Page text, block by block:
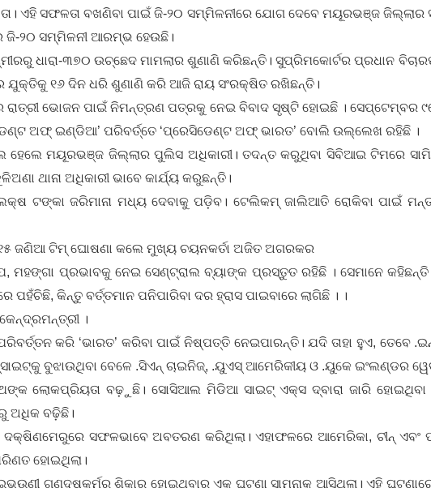
ଏହି ସଫଳତା ବଖଣିବା ପାଇଁ ଜି-୨୦ ସମ୍ମିଳନୀରେ ଯୋଗ ଦେବେ ମୟୂରଭଞ୍ଜ ଜିଲ୍ଲାର
ଜି-୨୦ ସମ୍ମିଳନୀ ଆରମ୍ଭ ହେଉଛି।
ଧାରା-୩୭୦ ଉଚ୍ଛେଦ ମାମଲାର ଶୁଣାଣି କରିଛନ୍ତି। ସୁପ୍ରିମକୋର୍ଟର ପ୍ରଧାନ
୧୬ ଦିନ ଧରି ଶୁଣାଣି କରି ଆଜି ରାୟ ସଂରକ୍ଷିତ ରଖିଛନ୍ତି।
ଭୋଜନ ପାଇଁ ନିମନ୍ତ୍ରଣ ପତ୍ରକୁ ନେଇ ବିବାଦ ସୃଷ୍ଟି ହୋଇଛି । ସେପ୍ଟେମ୍ବର
ଅଫ୍ ଇଣ୍ଡିଆ’ ପରିବର୍ତ୍ତେ ‘ପ୍ରେସିଡେଣ୍ଟ ଅଫ୍ ଭାରତ’ ବୋଲି ଉଲ୍ଲେଖ ରହିଛି ।
ହେଲେ ମୟୂରଭଞ୍ଜ ଜିଲ୍ଲାର ପୁଲିସ ଅଧିକାରୀ। ତଦନ୍ତ କରୁଥିବା ସିବିଆଇ ଟିମରେ
ଥାନା ଅଧିକାରୀ ଭାବେ କାର୍ଯ୍ୟ କରୁଛନ୍ତି।
ଟଙ୍କା ଜରିମାନା ମଧ୍ୟ ଦେବାକୁ ପଡ଼ିବ। ଟେଲିକମ୍‌ ଜାଲିଆତି ରୋକିବା ପାଇଁ
ଜଣିଆ ଟିମ୍ ଘୋଷଣା କଲେ ମୁଖ୍ୟ ଚୟନକର୍ତା ଅଜିତ ଅଗରକର
ପ୍ରଭାବକୁ ନେଇ ସେଣ୍ଟ୍ରାଲ ବ୍ୟାଙ୍କ ପ୍ରସ୍ତୁତ ରହିଛି । ସେମାନେ
କିନ୍ତୁ ବର୍ତ୍ତମାନ ପନିପାରିବା ଦର ହ୍ରାସ ପାଇବାରେ ଲାଗିଛି । ।
।
କରି ‘ଭାରତ’ କରିବା ପାଇଁ ନିଷ୍ପତ୍ତି ନେଇପାରନ୍ତି। ଯଦି ତାହା ହୁଏ, ତେବେ
ବୁଝାଉଥିବା ବେଳେ .ସିଏନ୍‌ ଚାଇନିଜ୍, .ୟୁଏସ୍‌ ଆମେରିକୀୟ ଓ .ୟୁକେ ଇଂଲଣ୍ଡର
ଲୋକପ୍ରିୟତା ବଢ଼ୁଛି। ସୋ‌ସିଆଲ ମିଡିଆ ସାଇଟ୍‌ ଏକ୍ସ ଦ୍ବାରା ଜାରି
ଅଧିକ ବଢ଼ିଛି।
ଦକ୍ଷିଣମେରୁରେ ସଫଳଭାବେ ଅବତରଣ କରିଥିଲା। ଏହାଫଳରେ ଆମେରିକା, ଚୀନ୍
ହୋଇଥିଲା।
ଗଣଦୁଷ୍କର୍ମର ଶିକାର ହୋଇଥିବାର ଏକ ଘଟଣା ସାମ୍ନାକୁ ଆସିଥିଲା। ଏହି